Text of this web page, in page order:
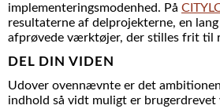
implementeringsmodenhed. På
resultaterne af delprojekterne, en
afprøvede værktøjer, der stilles frit til
DEL DIN VIDEN
Udover ovennævnte er det
indhold så vidt muligt er